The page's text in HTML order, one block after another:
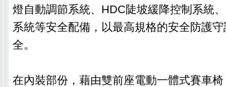
燈自動調節系統、HDC陡坡緩降控制系統
系統等安全配備，以最高規格的安全防護
全。
在內裝部份，藉由雙前座電動一體式賽車